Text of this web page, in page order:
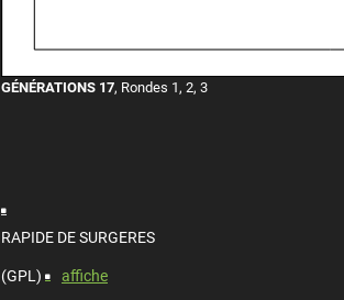
GÉNÉRATIONS 17, Rondes 1, 2, 3
RAPIDE DE SURGERES
(GPL) affiche